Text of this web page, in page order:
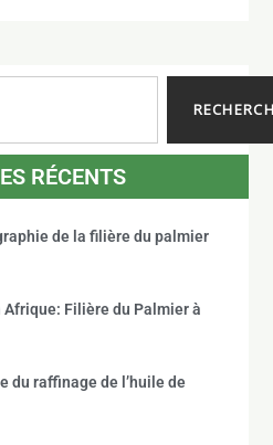
RÉCENTS
de la filière du palmier
Filière du Palmier à
du raffinage de l’huile de